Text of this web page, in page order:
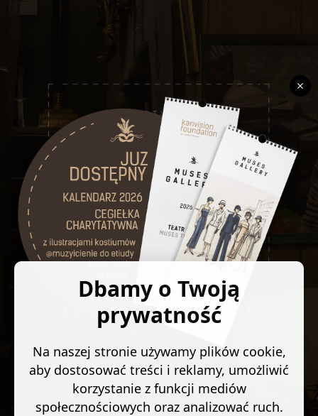
Dbamy o Twoją
prywatność
Na naszej stronie używamy plików cookie,
aby dostosować treści i reklamy, umożliwić
korzystanie z funkcji mediów
społecznościowych oraz analizować ruch.